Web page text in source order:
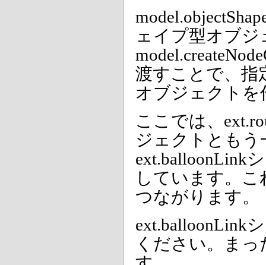
ェイプ型オブ
渡すことで、指
オブジェクト
ここでは、
ジェクトとも
ext.balloonLink
しています。
つながります。
ext.balloonLink
ください。ま